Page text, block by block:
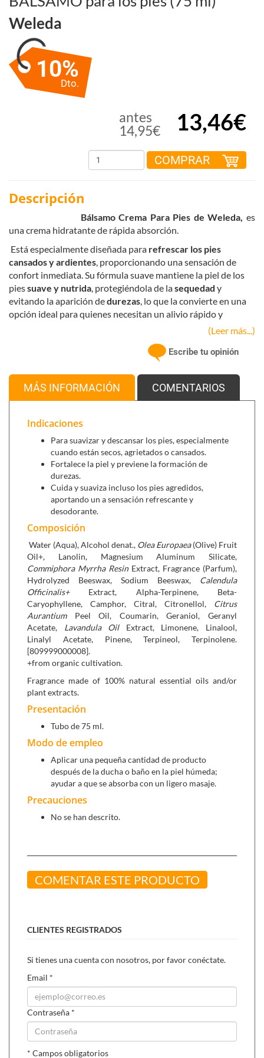
Weleda
10%
Dto.
antes
14,95€
13,46€
COMPRAR
Descripción
Bálsamo Crema Para Pies de Weleda,es
unacrema hidratante de rápida absorción.
Está especialmente diseñada para refrescar los pies
cansados y ardientes, proporcionando una sensación de
confort inmediata. Su fórmula suave mantiene la piel de los
piessuave y nutrida, protegiéndola de lasequedad y
evitando la aparición dedurezas, lo que la convierte en una
opción ideal para quienes necesitan un alivio rápido y
hidrataryproteger
los pies a lo
Su composición, enriquecida con ingredientes naturales
como elromeroy elcaléndula
, tiene propiedades calmantes
y revitalizantes, ideales para mantener los pies en perfectas
condiciones, especialmente después de largas jornadas de
trabajo o ejercicio.
Refresca los pies, aporta un efecto desodorante,
protege de la sequedad y previene durezas.
La piel queda aterciopelada, con una agradable
sensación de pies frescos y suaves.
fortalecen la piel de los pies y previene las durezas.
Lanolina y el aceite de oliva,
mantienen la piel suave y
aterciopelada mientras que lacaolinahidrata los pies
dejándolos secos y con una agradable sensación de
confort.
Testado dermatológicamente. Sin conservantes, colorantes,
perfumes sintéticos, ni sustancias de origen petroquímico.
Micronizado de plantas (75 g),
los pies, facilita la relajación de los pies cansados.
masajes para el binestar de los pies.
(Leer más...)
Escribe tu opinión
MÁS INFORMACIÓN COMENTARIOS
Indicaciones
Para suavizar y descansar los pies, especialmente
cuando están secos, agrietados o cansados.
Fortalece la piel y previene la formación de
durezas.
Cuida y suaviza incluso los pies agredidos,
aportando un a sensación refrescante y
desodorante.
Composición
Water (Aqua), Alcohol denat., Olea Europaea(Olive) Fruit
Oil+, Lanolin, Magnesium Aluminum Silicate,
Commiphora Myrrha ResinExtract, Fragrance (Parfum),
Hydrolyzed Beeswax, Sodium Beeswax, Calendula
Officinalis+ Extract, Alpha-Terpinene, Beta-
Caryophyllene, Camphor, Citral, Citronellol, Citrus
AurantiumPeel Oil, Coumarin, Geraniol, Geranyl
Acetate, Lavandula Oil Extract, Limonene, Linalool,
Linalyl Acetate, Pinene, Terpineol, Terpinolene.
[809999000008].
+from organic cultivation.
Fragrance made of 100% natural essential oils and/or
plant extracts.
Presentación
Tubo de 75 ml.
Modo de empleo
Aplicar una pequeña cantidad de producto
después de la ducha o baño en la piel húmeda;
ayudar a que se absorba con un ligero masaje.
Precauciones
No se han descrito.
COMENTAR ESTE PRODUCTO
CLIENTES REGISTRADOS
Si tienes una cuenta con nosotros, por favor conéctate.
Email *
Contraseña *
* Campos obligatorios